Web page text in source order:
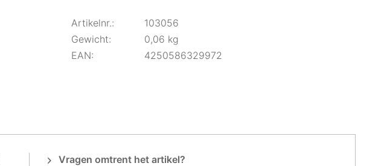
Artikelnr.:
103056
Gewicht:
0,06 kg
EAN:
4250586329972
Vragen omtrent het artikel?